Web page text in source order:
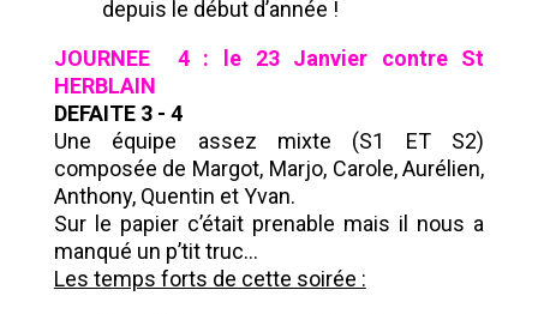
depuis le début d’année !
JOURNEE 4 : le 23 Janvier contre St
HERBLAIN
DEFAITE 3 - 4
Une équipe assez mixte (S1 ET S2)
composée de Margot, Marjo, Carole, Aurélien,
Anthony, Quentin et Yvan.
Sur le papier c’était prenable mais il nous a
manqué un p’tit truc…
Les temps forts de cette soirée :